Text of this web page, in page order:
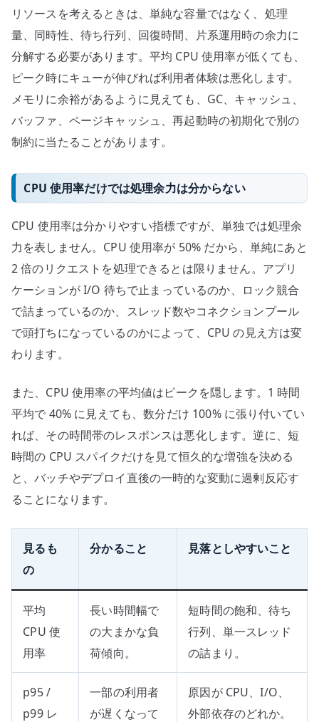
余
白
で
る
へ
の
リソースを考えるときは、単純な容量ではなく、処理
量、同時性、待ち行列、回復時間、片系運用時の余力に
分解する必要があります。平均 CPU 使用率が低くても、
ピーク時にキューが伸びれば利用者体験は悪化します。
メモリに余裕があるように見えても、GC、キャッシュ、
バッファ、ページキャッシュ、再起動時の初期化で別の
制約に当たることがあります。
CPU 使用率だけでは処理余力は分からない
CPU 使用率は分かりやすい指標ですが、単独では処理余
力を表しません。CPU 使用率が 50% だから、単純にあと
2 倍のリクエストを処理できるとは限りません。アプリ
ケーションが I/O 待ちで止まっているのか、ロック競合
で詰まっているのか、スレッド数やコネクションプール
で頭打ちになっているのかによって、CPU の見え方は変
わります。
また、CPU 使用率の平均値はピークを隠します。1 時間
平均で 40% に見えても、数分だけ 100% に張り付いてい
れば、その時間帯のレスポンスは悪化します。逆に、短
時間の CPU スパイクだけを見て恒久的な増強を決める
と、バッチやデプロイ直後の一時的な変動に過剰反応す
ることになります。
見るも
の
分かること 見落としやすいこと
平均
CPU 使
用率
長い時間幅で
の大まかな負
荷傾向。
短時間の飽和、待ち
行列、単一スレッド
の詰まり。
p95 /
p99 レ
一部の利用者
が遅くなって
原因が CPU、I/O、
外部依存のどれか。